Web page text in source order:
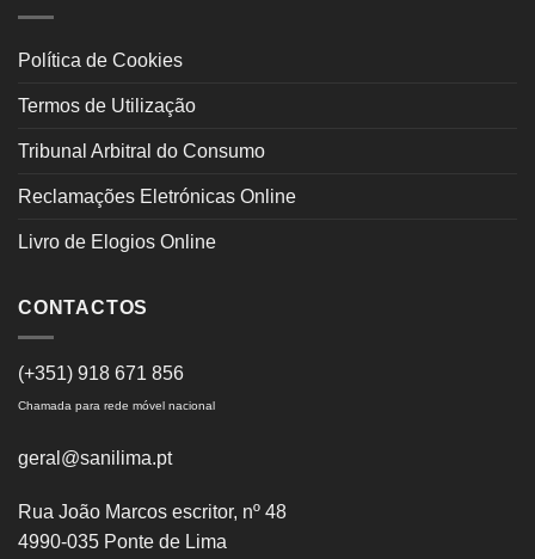
Política de Cookies
Termos de Utilização
Tribunal Arbitral do Consumo
Reclamações Eletrónicas Online
Livro de Elogios Online
CONTACTOS
(+351) 918 671 856
Chamada para rede móvel nacional
geral@sanilima.pt
Rua João Marcos escritor, nº 48
4990-035 Ponte de Lima